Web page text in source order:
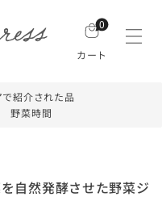
0
カート
で紹介された品
野菜時間
自然発酵させた野菜ジ